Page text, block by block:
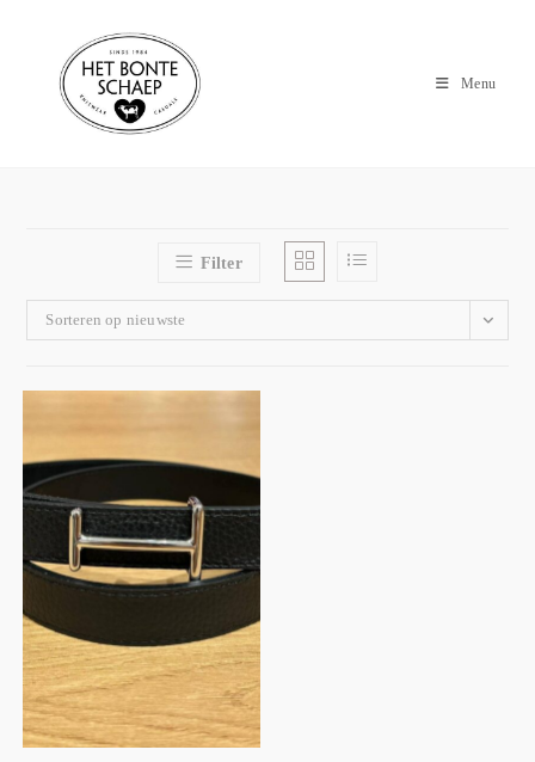
Menu
Filter
Sorteren op nieuwste